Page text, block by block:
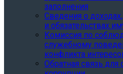
заполнения
Сведения о
и обязательствах
Комиссия по
служебному
конфликта
Обратная связь